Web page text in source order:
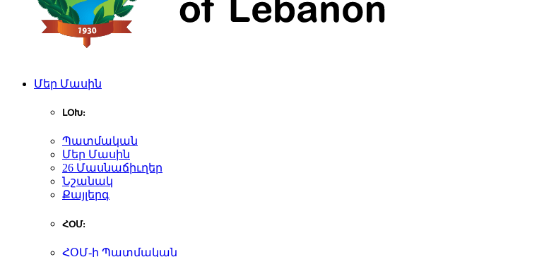
Մեր Մասին
ԼՕԽ:
Պատմական
Մեր Մասին
26 Մասնաճիւղեր
Նշանակ
Քայլերգ
ՀՕՄ:
ՀՕՄ-ի Պատմական